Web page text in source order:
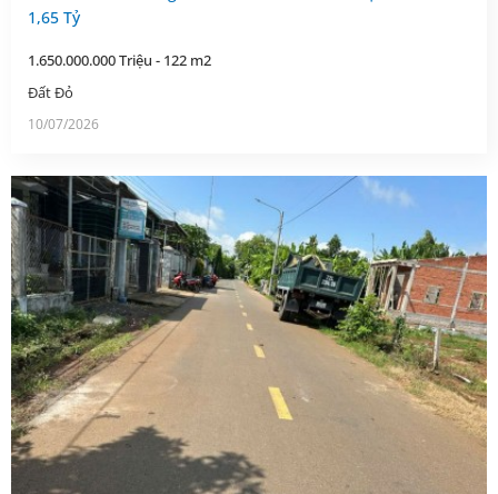
1,65 Tỷ
1.650.000.000 Triệu - 122 m2
Đất Đỏ
10/07/2026